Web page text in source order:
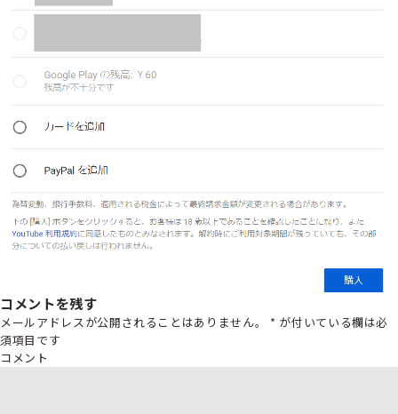
コメントを残す
メールアドレスが公開されることはありません。 * が付いている欄は必
須項目です
コメント